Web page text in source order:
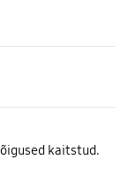
kaitstud.